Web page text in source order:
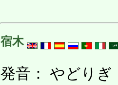
宿木
発音： やどりぎ